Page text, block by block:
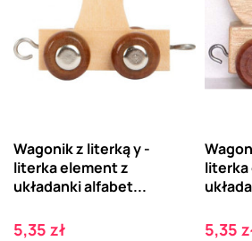
Wagonik z literką y -
literka element z
układanki alfabet...
Cena
5,35 zł
literka
Cena
5,35